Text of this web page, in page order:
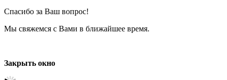
Спасибо за Ваш вопрос!
Мы свяжемся с Вами в ближайшее время.
Закрыть окно